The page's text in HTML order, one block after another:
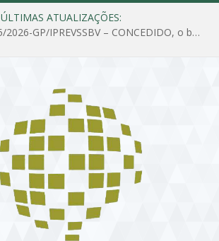
ÚLTIMAS ATUALIZAÇÕES:
PORTARIA Nº 025/2026-GP/IPREVSSBV – CONCEDIDO, o benefício de PENSÃO a MARIA ESTELA DOS SANTOS SOUZA